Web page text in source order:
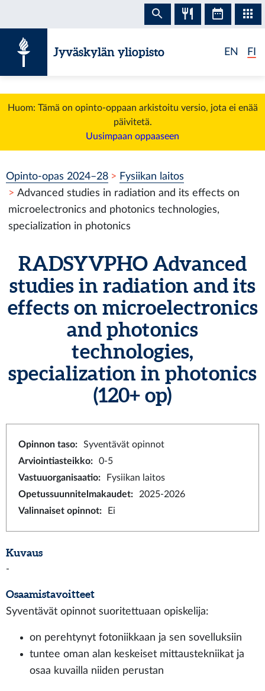
Jyväskylän yliopisto EN FI
Huom: Tämä on opinto-oppaan arkistoitu versio, jota ei enää
päivitetä.
Uusimpaan oppaaseen
Opinto-opas 2024–28
Fysiikan laitos
Advanced studies in radiation and its effects on
microelectronics and photonics technologies,
specialization in photonics
RADSYVPHO Advanced
studies in radiation and its
effects on microelectronics
and photonics
technologies,
specialization in photonics
(120+ op)
Opinnon taso:
Syventävät opinnot
Arviointiasteikko:
0-5
Vastuuorganisaatio:
Fysiikan laitos
Opetussuunnitelmakaudet:
2025-2026
Valinnaiset opinnot: Ei
Kuvaus
-
Osaamistavoitteet
Syventävät opinnot suoritettuaan opiskelija:
on perehtynyt fotoniikkaan ja sen sovelluksiin
tuntee oman alan keskeiset mittaustekniikat ja
osaa kuvailla niiden perustan